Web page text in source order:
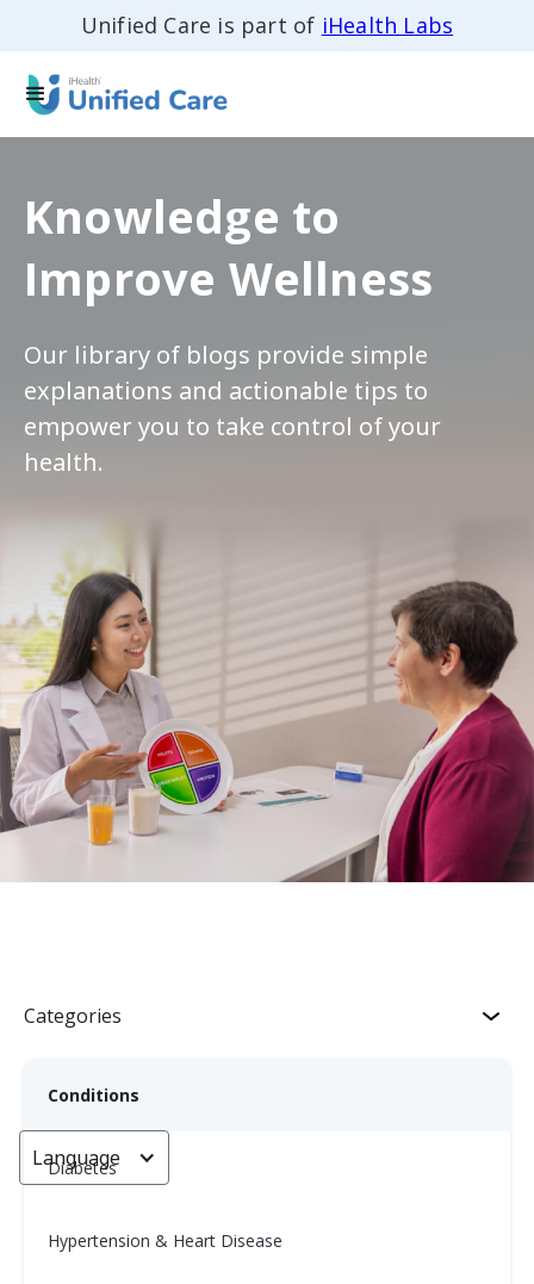
Unified Care is part of iHealth Labs
Knowledge to
Improve Wellness
Our library of blogs provide simple
explanations and actionable tips to
empower you to take control of your
health.
Categories
Conditions
Diabetes
Hypertension & Heart Disease
Language
自信：7分鐘冥想，幫助你感到穩